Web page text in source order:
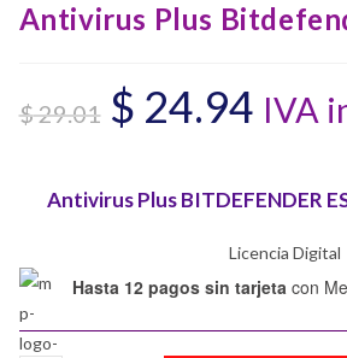
Antivirus Plus
$29.01
El
era:
$ 24.94
es:
$ 24.94.
IVA
Antivirus Plus BITDEFENDER
Licencia Digital
Hasta 12 pagos sin tarjeta con